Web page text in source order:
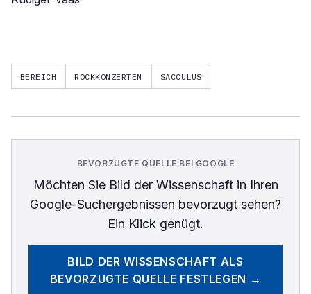
BEREICH ROCKKONZERTEN SACCULUS
BEVORZUGTE QUELLE BEI GOOGLE
Möchten Sie Bild der Wissenschaftin Ihren
Google-Suchergebnissen bevorzugt sehen?
Ein Klick genügt.
BILD DER WISSENSCHAFT ALS
BEVORZUGTE QUELLE FESTLEGEN →